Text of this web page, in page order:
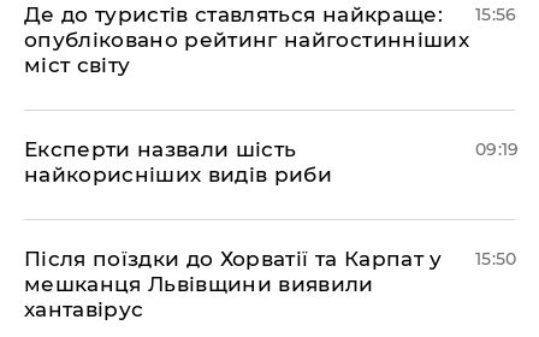
Де до туристів ставляться найкраще:
опубліковано рейтинг найгостинніших
міст світу
15:56
Експерти назвали шість
найкорисніших видів риби
09:19
Після поїздки до Хорватії та Карпат у
мешканця Львівщини виявили
хантавірус
15:50